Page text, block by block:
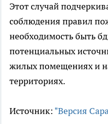
Этот случай
соблюдения правил
необходимость быть
потенциальных
жилых помещениях и
территориях.
Источник: "Версия